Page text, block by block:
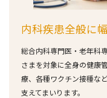
内科疾患全般に
総合内科専門医・老年科
さまを対象に全身の健康
療、各種ワクチン接種な
支えてまいります。